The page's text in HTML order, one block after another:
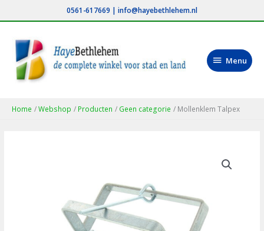
naar
inhoud
0561-617669 | info@hayebethlehem.nl
Menu
Menu
Home Webshop Producten Geen categorie Mollenklem Talpex